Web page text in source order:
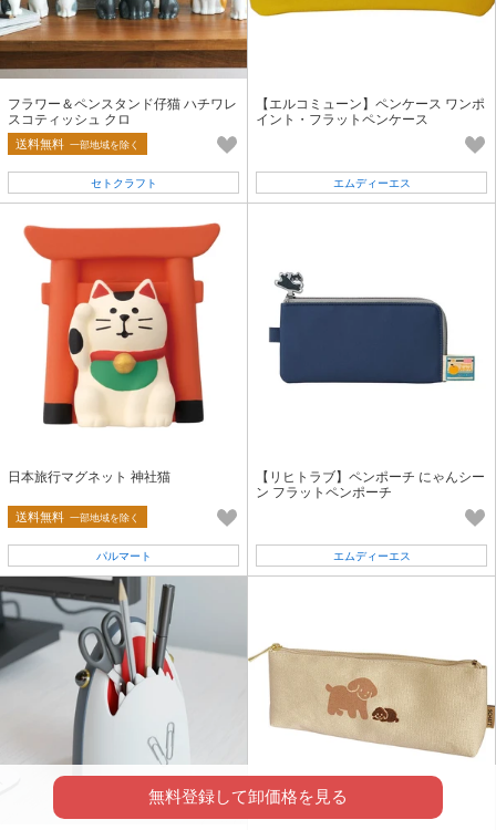
フラワー＆ペンスタンド仔猫 ハチワレ
スコティッシュ クロ
送料無料 一部地域を除く
セトクラフト
【エルコミューン】ペンケース ワンポ
イント・フラットペンケース
エムディーエス
日本旅行マグネット 神社猫
送料無料 一部地域を除く
パルマート
【リヒトラブ】ペンポーチ にゃんシー
ン フラットペンポーチ
エムディーエス
無料登録して卸価格を見る